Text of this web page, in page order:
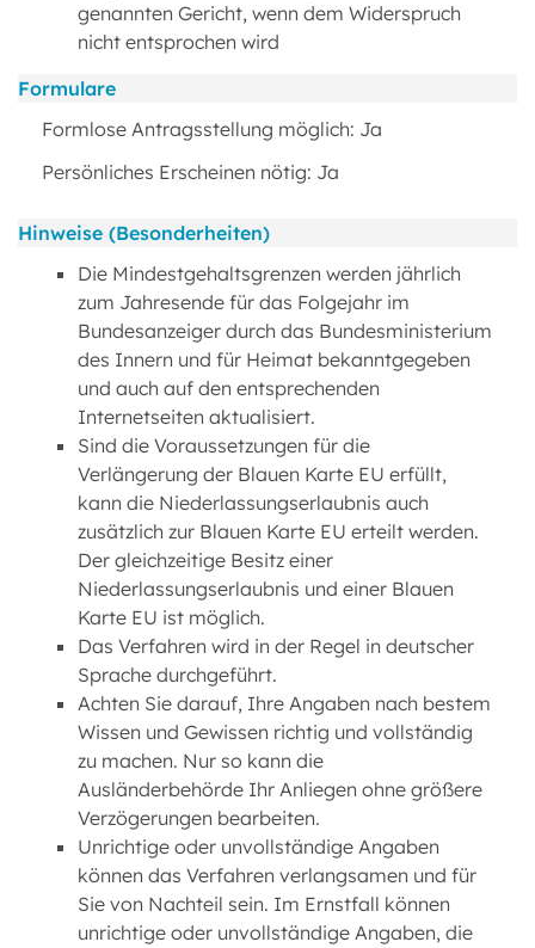
genannten Gericht, wenn dem Widerspruch
nicht entsprochen wird
Formulare
Formlose Antragsstellung möglich: Ja
Persönliches Erscheinen nötig: Ja
Hinweise (Besonderheiten)
Die Mindestgehaltsgrenzen werden jährlich
zum Jahresende für das Folgejahr im
Bundesanzeiger durch das Bundesministerium
des Innern und für Heimat bekanntgegeben
und auch auf den entsprechenden
Internetseiten aktualisiert.
Sind die Voraussetzungen für die
Verlängerung der Blauen Karte EU erfüllt,
kann die Niederlassungserlaubnis auch
zusätzlich zur Blauen Karte EU erteilt werden.
Der gleichzeitige Besitz einer
Niederlassungserlaubnis und einer Blauen
Karte EU ist möglich.
Das Verfahren wird in der Regel in deutscher
Sprache durchgeführt.
Achten Sie darauf, Ihre Angaben nach bestem
Wissen und Gewissen richtig und vollständig
zu machen. Nur so kann die
Ausländerbehörde Ihr Anliegen ohne größere
Verzögerungen bearbeiten.
Unrichtige oder unvollständige Angaben
können das Verfahren verlangsamen und für
Sie von Nachteil sein. Im Ernstfall können
unrichtige oder unvollständige Angaben, die